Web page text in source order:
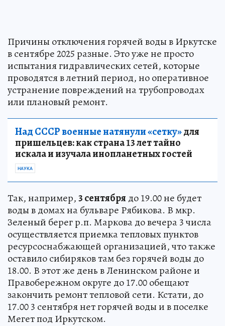
Причины отключения горячей воды в Иркутске
в сентябре 2025 разные. Это уже не просто
испытания гидравлических сетей, которые
проводятся в летний период, но оперативное
устранение повреждений на трубопроводах
или плановый ремонт.
Над СССР военные натянули «сетку»для
пришельцев: как страна 13 лет тайно
искала и изучала инопланетных гостей
НАУКА
Так, например,3 сентября до 19.00 не будет
воды в домах на бульваре Рябикова. В мкр.
Зеленый берег р.п. Маркова до вечера 3 числа
осуществляется приемка тепловых пунктов
ресурсоснабжающей организацией, что также
оставило сибиряков там без горячей воды до
18.00. В этот же день в Ленинском районе и
Правобережном округе до 17.00 обещают
закончить ремонт тепловой сети. Кстати, до
17.00 3 сентября нет горячей воды и в поселке
Мегет под Иркутском.